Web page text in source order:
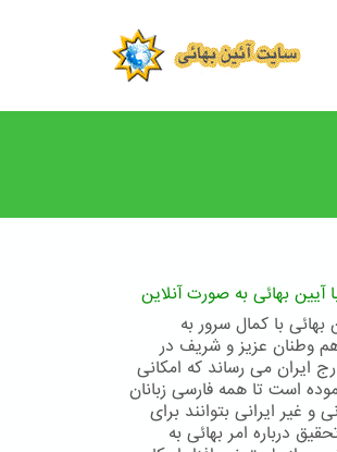
آیین بهائی به صورت آنلاین
با کمال سرور به
وطنان عزیز و شریف در
ایران می رساند که امکانی
است تا همه فارسی زبانان
و غیر ایرانی بتوانند برای
درباره امر بهائی به